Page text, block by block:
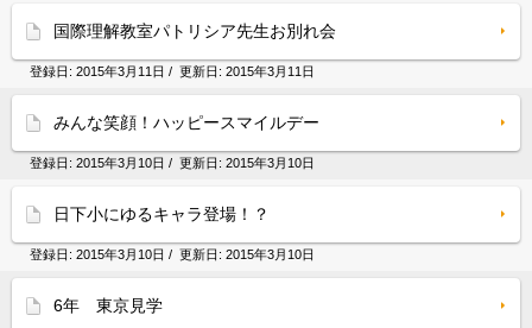
国際理解教室パトリシア先生お別れ会
登録日: 2015年3月11日 / 更新日: 2015年3月11日
みんな笑顔！ハッピースマイルデー
登録日: 2015年3月10日 / 更新日: 2015年3月10日
日下小にゆるキャラ登場！？
登録日: 2015年3月10日 / 更新日: 2015年3月10日
6年 東京見学